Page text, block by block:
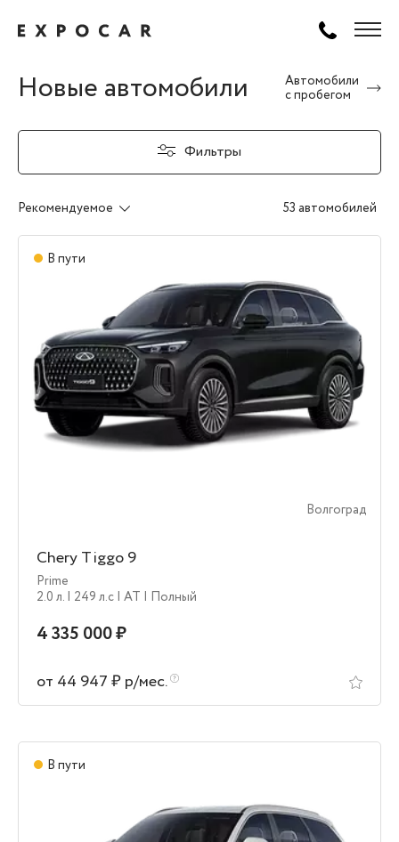
Новые автомобили
Автомобили
с пробегом
Фильтры
Рекомендуемое 53 автомобилей
В пути
Волгоград
Chery Tiggo 9
Prime
2.0 л. | 249 л.c | AT | Полный
4 335 000 ₽
от 44 947 ₽ р/мес.
В пути